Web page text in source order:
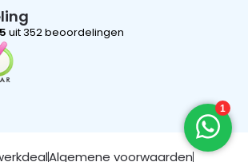
uit 352 beoordelingen
Algemene voorwaarden